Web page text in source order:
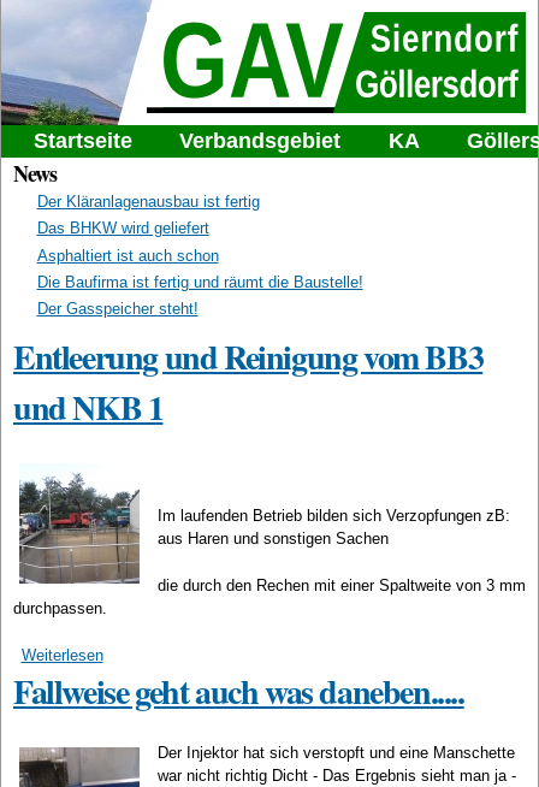
zum
Inhalt
Gemeindeabwasserverband
Sierndorf-Göllersdorf
Hauptmenü
Startseite Verbandsgebiet KA
News
Der Kläranlagenausbau ist fertig
Das BHKW wird geliefert
Asphaltiert ist auch schon
Die Baufirma ist fertig und räumt die Baustelle!
Der Gasspeicher steht!
Entleerung und Reinigung vom BB3
und NKB 1
Im laufenden Betrieb bilden sich Verzopfungen zB:
aus Haren und sonstigen Sachen
die durch den Rechen mit einer Spaltweite von 3 mm
durchpassen.
Weiterlesenüber Entleerung und Reinigung vom BB3 und NKB 1
Fallweise geht auch was daneben.....
Der Injektor hat sich verstopft und eine Manschette
war nicht richtig Dicht - Das Ergebnis sieht man ja -